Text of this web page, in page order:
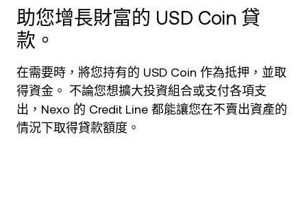
Solana SOL
EURC
瀏覽所有資產
助您增長財富的 USD Coin 貸
款。
在需要時，將您持有的 USD Coin 作為抵押，並取
得資金。 不論您想擴大投資組合或支付各項支
出，Nexo 的 Credit Line 都能讓您在不賣出資產的
情況下取得貸款額度。